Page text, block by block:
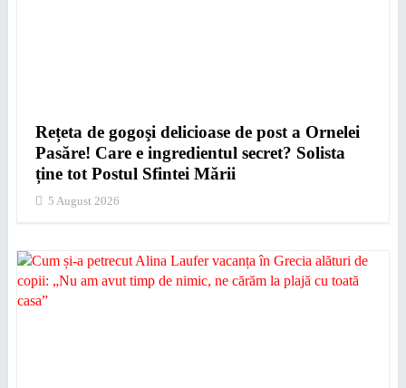
Rețeta de gogoşi delicioase de post a Ornelei
Pasăre! Care e ingredientul secret? Solista
ține tot Postul Sfintei Mării
5 August 2026